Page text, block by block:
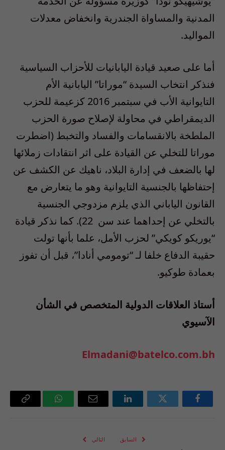
المدنية والمساواة الجندرية وانخفاض معدلات
المواليد.
أما على صعيد قيادة اليابانيات للأحزاب السياسية
فنذكر انتخاب السيدة “موراتا” اليابانية الأم
التايوانية الأب في سبتمبر 2016 كزعيمة للحزب
الديمقراطي في محاولة لإصلاح صورة الحزب
الملطخة بالانقسامات والفساد والتخبط (اضطرت
موراتا للتخلي عن القيادة على اثر انتقادات زملائها
لها بالضعف في إدارة البلاد، ناهيك عن الكشف عن
إحتفاظها بالجنسية التايوانية وهو ما يتعارض مع
القانون الياباني الذي يلزم مزدوجي الجنسية
بالتخلي عن إحداهما عند سن
22). كما نذكر قيادة
“يوريكو كويكي” لحزب الأمل، علما بأنها تولت
حقيبة الدفاع خلفا لـ “تومومي أنادا”، قبل أن تفوز
بعمادة طوكيو.
أستاذ العلاقات الدولية المتخصص في الشأن
الآسيوي
Elmadani@batelco.com.bh
فيسبوك تويتر لينكدإن
البريد
واتساب Copy
السابق التالي